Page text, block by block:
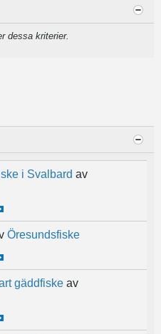
dessa kriterier.
i Svalbard av
Öresundsfiske
gäddfiske av